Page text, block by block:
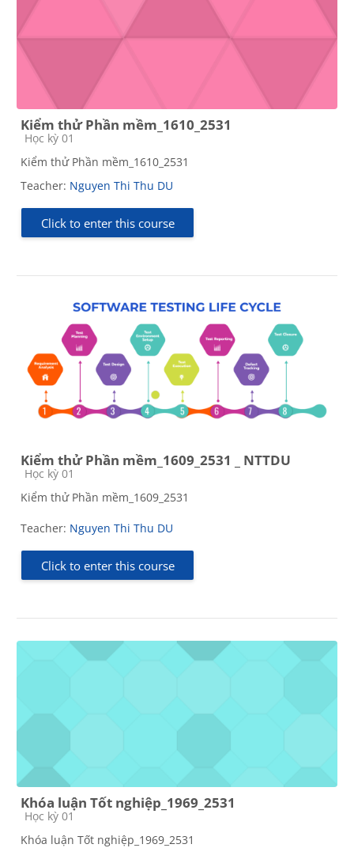
Kiểm thử Phần mềm_1610_2531
Course category
Học kỳ 01
Kiểm thử Phần mềm_1610_2531
Teacher: Nguyen Thi Thu DU
Click to enter this course
Kiểm thử Phần mềm_1609_2531 _ NTTDU
Course category
Học kỳ 01
Kiểm thử Phần mềm_1609_2531
Teacher: Nguyen Thi Thu DU
Click to enter this course
Khóa luận Tốt nghiệp_1969_2531
Course category
Học kỳ 01
Khóa luận Tốt nghiệp_1969_2531